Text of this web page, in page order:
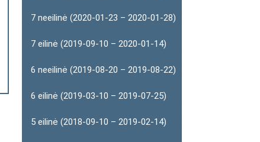
7 neeilinė (2020-01-23 – 2020-01-28)
7 eilinė (2019-09-10 – 2020-01-14)
6 neeilinė (2019-08-20 – 2019-08-22)
6 eilinė (2019-03-10 – 2019-07-25)
5 eilinė (2018-09-10 – 2019-02-14)